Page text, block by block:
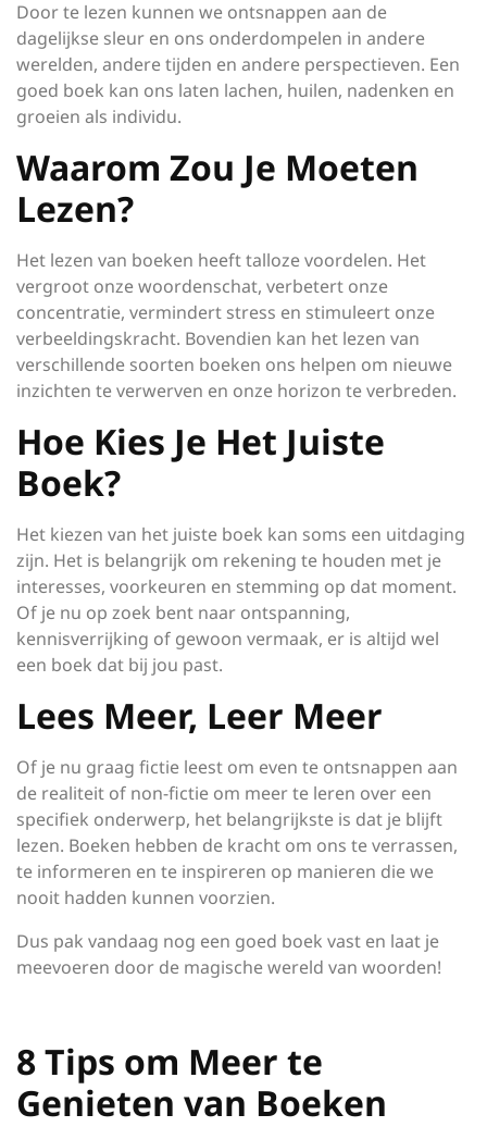
Door te lezen kunnen we ontsnappen aan de
dagelijkse sleur en ons onderdompelen in andere
werelden, andere tijden en andere perspectieven. Een
goed boek kan ons laten lachen, huilen, nadenken en
groeien als individu.
Waarom Zou Je Moeten
Lezen?
Het lezen van boeken heeft talloze voordelen. Het
vergroot onze woordenschat, verbetert onze
concentratie, vermindert stress en stimuleert onze
verbeeldingskracht. Bovendien kan het lezen van
verschillende soorten boeken ons helpen om nieuwe
inzichten te verwerven en onze horizon te verbreden.
Hoe Kies Je Het Juiste
Boek?
Het kiezen van het juiste boek kan soms een uitdaging
zijn. Het is belangrijk om rekening te houden met je
interesses, voorkeuren en stemming op dat moment.
Of je nu op zoek bent naar ontspanning,
kennisverrijking of gewoon vermaak, er is altijd wel
een boek dat bij jou past.
Lees Meer, Leer Meer
Of je nu graag fictie leest om even te ontsnappen aan
de realiteit of non-fictie om meer te leren over een
specifiek onderwerp, het belangrijkste is dat je blijft
lezen. Boeken hebben de kracht om ons te verrassen,
te informeren en te inspireren op manieren die we
nooit hadden kunnen voorzien.
Dus pak vandaag nog een goed boek vast en laat je
meevoeren door de magische wereld van woorden!
8 Tips om Meer te
Genieten van Boeken